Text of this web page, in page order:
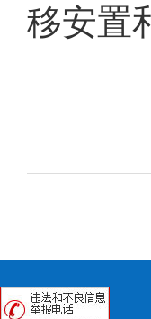
移安置